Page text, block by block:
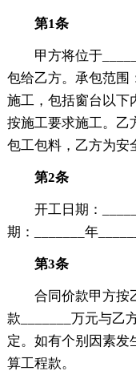
第1条
甲方将位于
包给乙方。承包范围
施工，包括窗台以下
按施工要求施工。乙
包工包料，乙方为安
第2条
开工日期：
期：_______年
第3条
合同价款甲方按
款_______万元与乙
定。如有个别因素发
算工程款。